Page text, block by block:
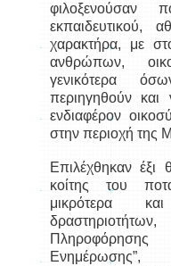
φιλοξενούσαν
εκπαιδευτικού,
χαρακτήρα, με
ανθρώπων,
γενικότερα
περιηγηθούν και
ενδιαφέρον
στην περιοχή της
Επιλέχθηκαν έξι
κοίτης του
μικρότερα
Ενημέρωσης”,